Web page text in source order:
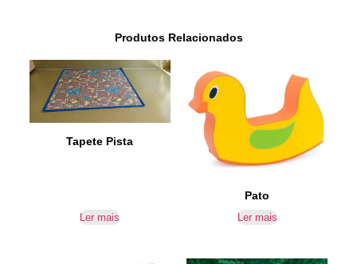
Produtos Relacionados
Tapete Pista
Ler mais
Pato
Ler mais